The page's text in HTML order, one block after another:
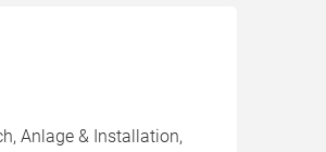
Anlage & Installation,